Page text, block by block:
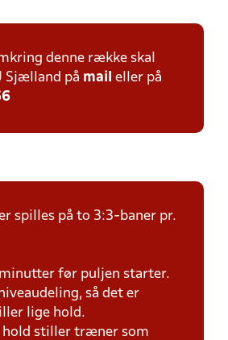
denne række skal
Sjælland på mail eller på
spilles på to 3:3-baner pr.
før puljen starter.
så det er
lige hold.
stiller træner som